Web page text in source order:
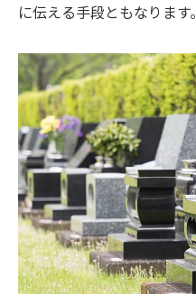
に伝える手段ともなります。